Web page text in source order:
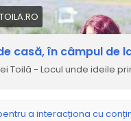
casă, în câmpul de
Toilă - Locul unde ideile
a interacționa cu